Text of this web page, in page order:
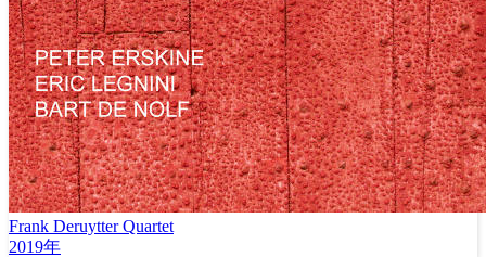
Frank Deruytter Quartet
2019年